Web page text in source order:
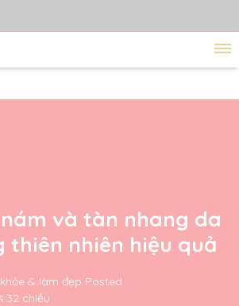
và tàn nhang da
thiên nhiên hiệu quả
& làm đẹp Posted
chiều